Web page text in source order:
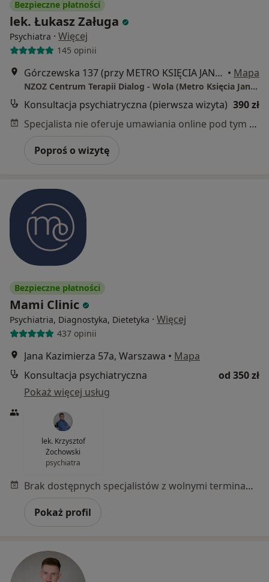
Bezpieczne płatności
lek. Łukasz Załuga
Psychiatra · Więcej
145 opinii
Górczewska 137 (przy METRO KSIĘCIA JANUSZA), Warszawa • Mapa
NZOZ Centrum Terapii Dialog - Wola (Metro Księcia Janusza)
Konsultacja psychiatryczna (pierwsza wizyta) 390 zł
Specjalista nie oferuje umawiania online pod tym adresem.
Poproś o wizytę
Bezpieczne płatności
Mami Clinic
Psychiatria, Diagnostyka, Dietetyka · Więcej
437 opinii
Jana Kazimierza 57a, Warszawa • Mapa
Konsultacja psychiatryczna
od 350 zł
Pokaż więcej usług
lek. Krzysztof
Żochowski
psychiatra
Brak dostępnych specjalistów z wolnymi terminami w tym centrum medycznym.
Pokaż profil